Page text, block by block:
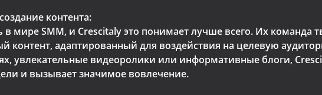
контента:
в мире SMM, и Crescitaly это понимает лучше всего. Их команда
контент, адаптированный для воздействия на целевую
увлекательные видеоролики или информативные блоги,
и вызывает значимое вовлечение.